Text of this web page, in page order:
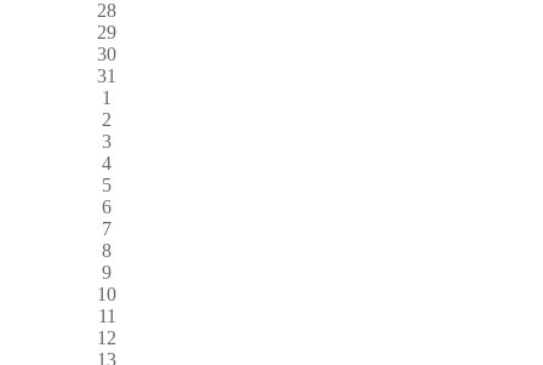
28
29
30
31
1
2
3
4
5
6
7
8
9
10
11
12
13